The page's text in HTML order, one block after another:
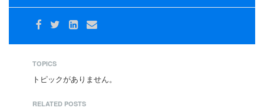
TOPICS
トピックがありません。
RELATED POSTS